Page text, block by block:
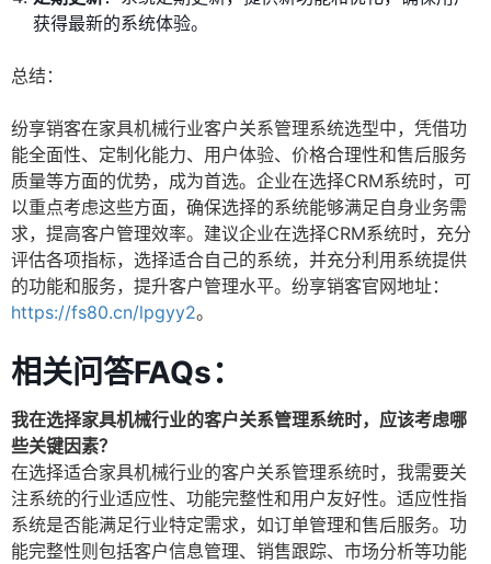
获得最新的系统体验。
总结：
纷享销客在家具机械行业客户关系管理系统选型中，凭借功
能全面性、定制化能力、用户体验、价格合理性和售后服务
质量等方面的优势，成为首选。企业在选择CRM系统时，可
以重点考虑这些方面，确保选择的系统能够满足自身业务需
求，提高客户管理效率。建议企业在选择CRM系统时，充分
评估各项指标，选择适合自己的系统，并充分利用系统提供
的功能和服务，提升客户管理水平。纷享销客官网地址：
https://fs80.cn/lpgyy2。
相关问答FAQs：
我在选择家具机械行业的客户关系管理系统时，应该考虑哪
些关键因素？
在选择适合家具机械行业的客户关系管理系统时，我需要关
注系统的行业适应性、功能完整性和用户友好性。适应性指
系统是否能满足行业特定需求，如订单管理和售后服务。功
能完整性则包括客户信息管理、销售跟踪、市场分析等功能